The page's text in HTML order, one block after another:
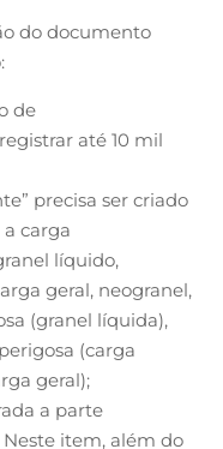
do documento
de
até 10 mil
precisa ser criado
carga
líquido,
geral, neogranel,
(granel líquida),
(carga
geral);
a parte
item, além do